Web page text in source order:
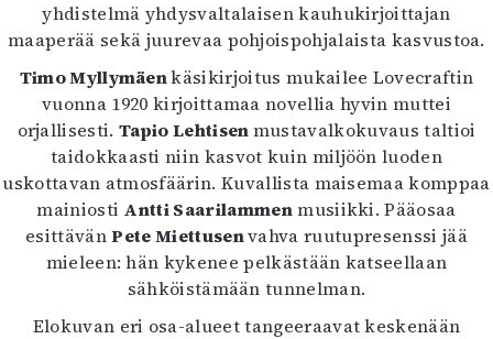
6/2025
5/2025 saame
5/2025
Lehtiarkisto
Info
Tilaus ja irtonumerot
Yhteistyössä
Toimitus
Mediatiedot
yhdistelmä yhdysvaltalaisen kauhukirjoittajan
maaperää sekä juurevaa pohjoispohjalaista kasvustoa.
Timo Myllymäenkäsikirjoitus mukailee Lovecraftin
vuonna 1920 kirjoittamaa novellia hyvin muttei
orjallisesti. Tapio Lehtisenmustavalkokuvaus taltioi
taidokkaasti niin kasvot kuin miljöön luoden
uskottavan atmosfäärin. Kuvallista maisemaa komppaa
mainiosti Antti Saarilammenmusiikki. Pääosaa
esittävänPete Miettusenvahva ruutupresenssi jää
mieleen: hän kykenee pelkästään katseellaan
sähköistämään tunnelman.
Elokuvan eri osa-alueet tangeeraavat keskenään